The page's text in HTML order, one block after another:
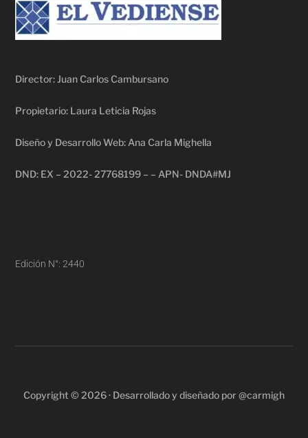
Director: Juan Carlos Cambursano
Propietario: Laura Leticia Rojas
Diseño y Desarrollo Web: Ana Carla Mighella
DND: EX – 2022- 27768199 – – APN- DNDA#MJ
Edición N°: 2440
Copyright © 2026 · Desarrollado y diseñado por @carmigh